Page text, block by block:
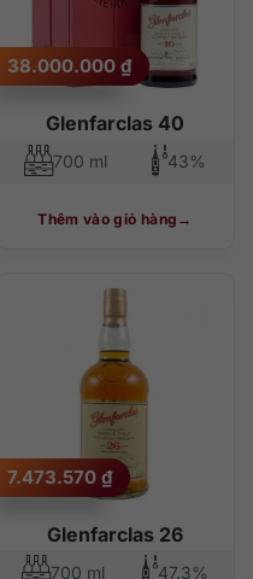
Glenfarclas 40
38.000.000 ₫
700 ml 43%
Thêm vào giỏ hàng
Glenfarclas 26
7.473.570 ₫
700 ml 47.3%